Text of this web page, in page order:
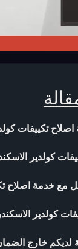
تكييفات
كولدير
مع خدمة اصلاح
كولدير
لديكم خارج